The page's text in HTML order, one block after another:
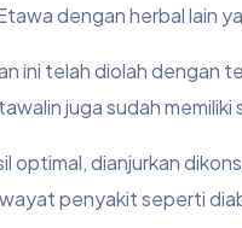
dengan herbal lain
ini telah diolah dengan
juga sudah memiliki
optimal, dianjurkan
penyakit seperti